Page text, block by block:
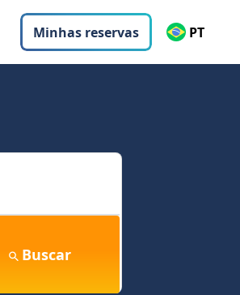
Minhas reservas PT
Buscar